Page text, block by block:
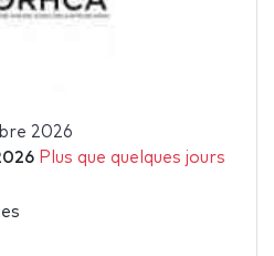
2026
Plus que quelques jours